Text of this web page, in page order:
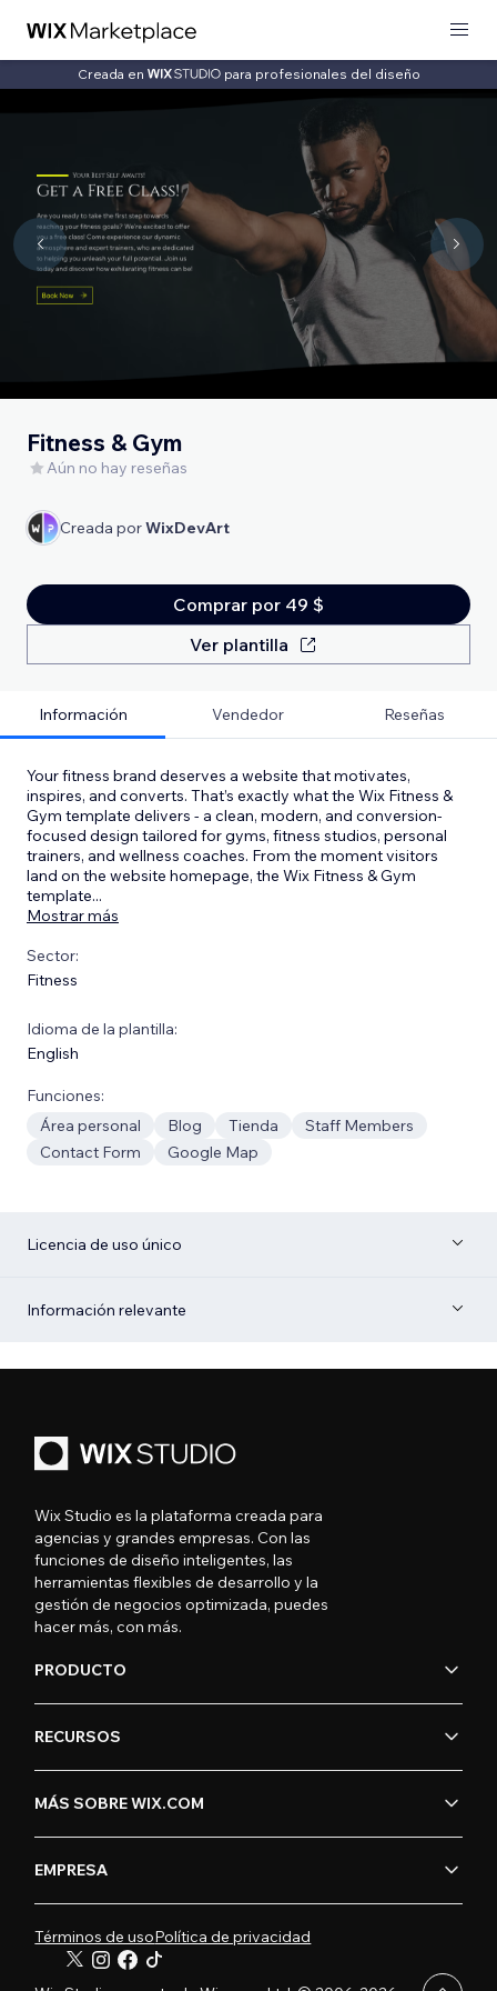
Creada en para profesionales del diseño
Fitness & Gym
Aún no hay reseñas
Creada porWixDevArt
Comprar por 49 $
Ver plantilla
Información Vendedor Reseñas
Your fitness brand deserves a website that motivates,
inspires, and converts. That’s exactly what the Wix Fitness &
Gym template delivers - a clean, modern, and conversion-
focused design tailored for gyms, fitness studios, personal
trainers, and wellness coaches. From the moment visitors
land on the website homepage, the Wix Fitness & Gym
template...
Mostrar más
Sector:
Fitness
Idioma de la plantilla:
English
Funciones:
Área personal
Blog Tienda
Staff Members
Contact Form
Google Map
Licencia de uso único
Información relevante
Wix Studio es la plataforma creada para
agencias y grandes empresas. Con las
funciones de diseño inteligentes, las
herramientas flexibles de desarrollo y la
gestión de negocios optimizada, puedes
hacer más, con más.
PRODUCTO
RECURSOS
MÁS SOBRE WIX.COM
EMPRESA
Términos de usoPolítica de privacidad